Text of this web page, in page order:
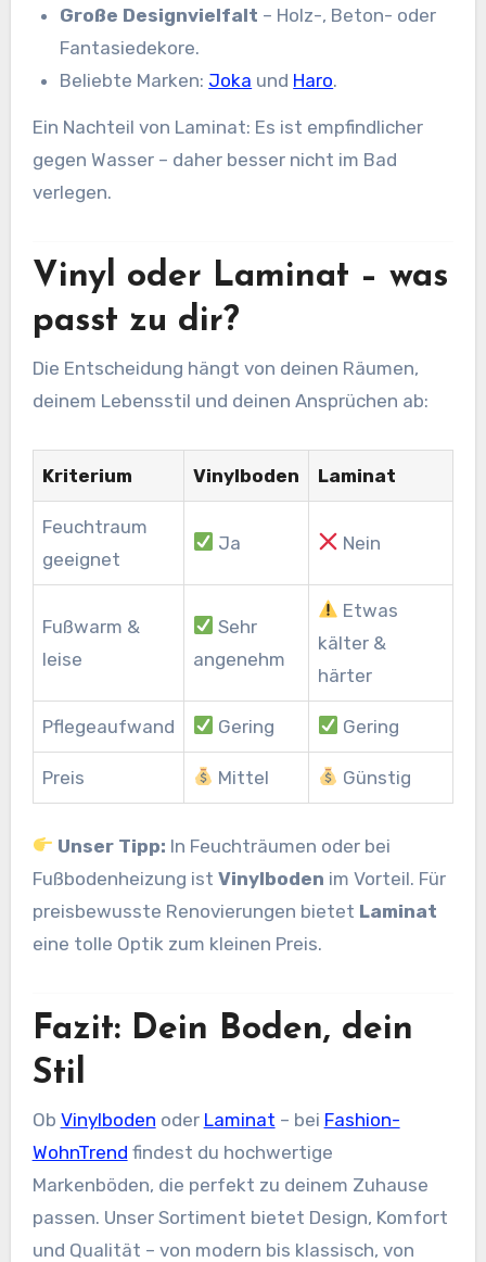
Große Designvielfalt – Holz-, Beton- oder
Fantasiedekore.
Beliebte Marken: Joka und Haro.
Ein Nachteil von Laminat: Es ist empfindlicher
gegen Wasser – daher besser nicht im Bad
verlegen.
Vinyl oder Laminat – was
passt zu dir?
Die Entscheidung hängt von deinen Räumen,
deinem Lebensstil und deinen Ansprüchen ab:
Kriterium Vinylboden Laminat
Feuchtraum
geeignet
Ja Nein
Fußwarm &
leise
Sehr
angenehm
Etwas
kälter &
härter
Pflegeaufwand Gering Gering
Preis Mittel Günstig
Unser Tipp: In Feuchträumen oder bei
Fußbodenheizung ist Vinylboden im Vorteil. Für
preisbewusste Renovierungen bietet Laminat
eine tolle Optik zum kleinen Preis.
Fazit: Dein Boden, dein
Stil
Ob Vinylboden oder Laminat – bei Fashion-
WohnTrend findest du hochwertige
Markenböden, die perfekt zu deinem Zuhause
passen. Unser Sortiment bietet Design, Komfort
und Qualität – von modern bis klassisch, von